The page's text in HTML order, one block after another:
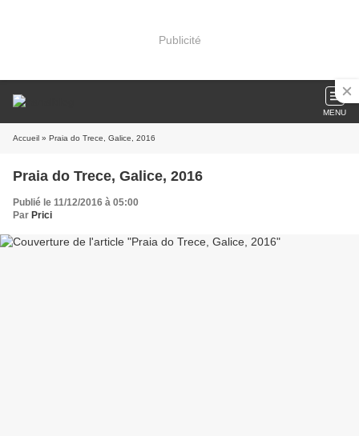
Publicité
MENU
Accueil » Praia do Trece, Galice, 2016
Praia do Trece, Galice, 2016
Publié le 11/12/2016 à 05:00
Par Prici